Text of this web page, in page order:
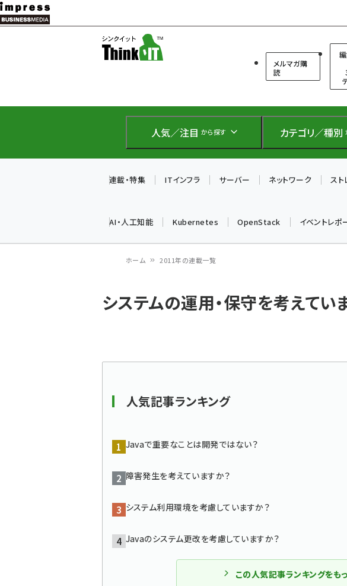
メ
イ
テ
に
メルマガ購
読
人気／注目 から探す カテゴリ／種別
連載・特集 ITインフラ サーバー ネットワーク スト
AI・人工知能 Kubernetes OpenStack イベントレポ
ン
ホーム 2011年の連載一覧
システムの運用・保守を考えてい
人気記事ランキング
Javaで重要なことは開発ではない？
障害発生を考えていますか？
システム利用環境を考慮していますか？
Javaのシステム更改を考慮していますか？
この人気記事ランキングをも